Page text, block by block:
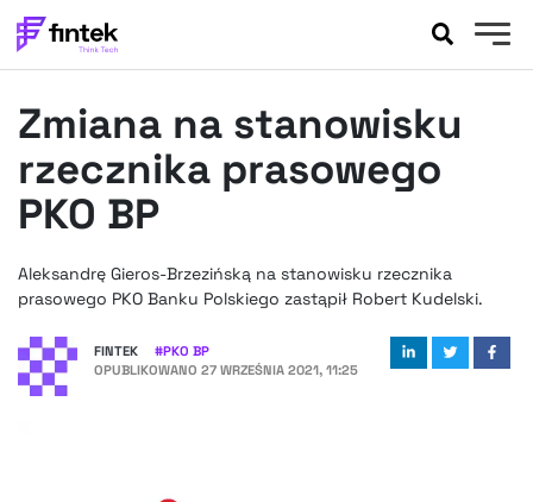
BANKOWOŚĆ
FELIETONY
WYWIADY
PODCASTY
OKIEM EKSPERTA
Zmiana na stanowisku
rzecznika prasowego
PKO BP
Aleksandrę Gieros-Brzezińską na stanowisku rzecznika
prasowego PKO Banku Polskiego zastąpił Robert Kudelski.
FINTEK #PKO BP
OPUBLIKOWANO 27 WRZEŚNIA 2021, 11:25